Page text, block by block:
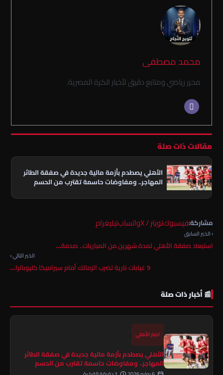
محمد مصطفى
محرر رياضي ومتابع دقيق لأخبار الكرة المصرية.
مقالات ذات صلة
الأهلي يصطدم بأزمة مالية جديدة في صفقة الطائر
المهاجر.. ومفاوضات حاسمة تقترب من الحسم
مشاركة:فيسبوكتويتر / X واتسابتيليغرام
‹ الخبر السابق
استبعاد صفقة الأهلي لمدة شهرين من المباريات.. صدمة…
الخبر التالي ›
9 غيابات نارية تضرب الزمالك أمام سيراميكا كليوباترا…
📰 أخبار ذات صلة
اخبار الأهلي
الأهلي يصطدم بأزمة مالية جديدة في صفقة الطائر
المهاجر.. ومفاوضات حاسمة تقترب من الحسم